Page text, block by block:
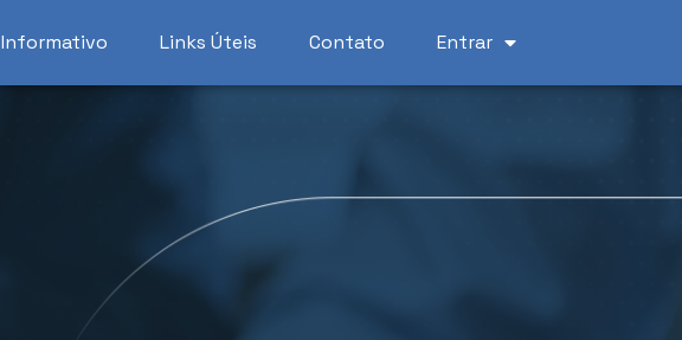
Informativo Links Úteis Contato Entrar